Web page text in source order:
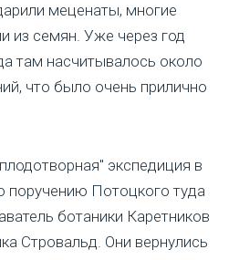
меценаты, многие
из семян. Уже через год
там насчитывалось около
что было очень прилично
экспедиция в
поручению Потоцкого туда
ботаники Каретников
Стровальд. Они вернулись